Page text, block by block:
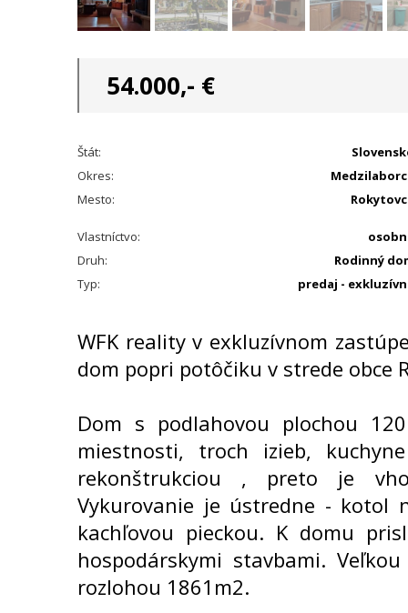
54.000,- €
Štát:
Okres:
Mesto:
Vlastníctvo:
Druh:
Rodinný
Typ:
predaj -
WFK reality v exkluzívnom
dom popri potôčiku v strede obce
Dom s podlahovou plochou
miestnosti, troch izieb,
rekonštrukciou , preto je
Vykurovanie je ústredne - kotol
kachľovou pieckou. K domu
hospodárskymi stavbami.
rozlohou 1861m2.